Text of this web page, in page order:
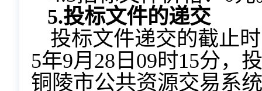
5.投标文件的递交
投标文件递交的截止
5年9月28日09时15分，
铜陵市公共资源交易系